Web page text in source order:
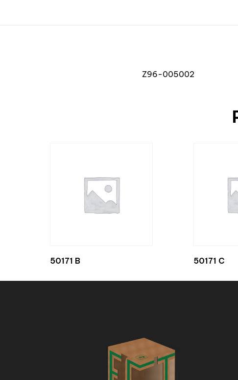
Z96-005002
50171 B 50171 C